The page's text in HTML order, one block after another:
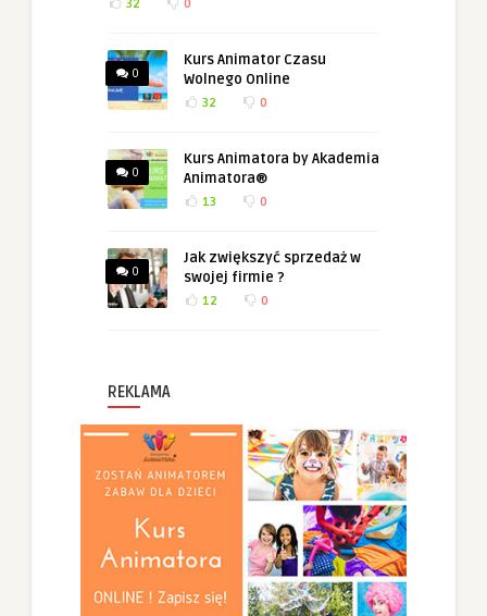
32 0
0
Kurs Animator Czasu
Wolnego Online
32 0
0
Kurs Animatora by Akademia
Animatora®
13 0
0
Jak zwiększyć sprzedaż w
swojej firmie ?
12 0
REKLAMA